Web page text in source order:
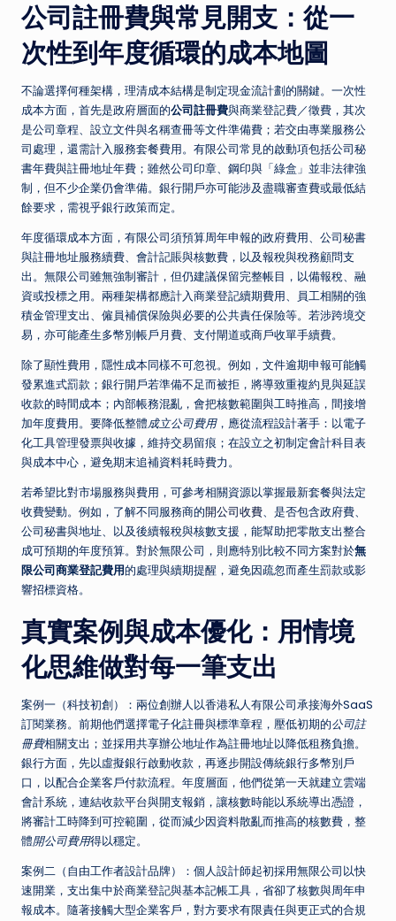
公司註冊費與常見開支：從一
次性到年度循環的成本地圖
不論選擇何種架構，理清成本結構是制定現金流計劃的關鍵。一次性
成本方面，首先是政府層面的公司註冊費與商業登記費／徵費，其次
是公司章程、設立文件與名稱查冊等文件準備費；若交由專業服務公
司處理，還需計入服務套餐費用。有限公司常見的啟動項包括公司秘
書年費與註冊地址年費；雖然公司印章、鋼印與「綠盒」並非法律強
制，但不少企業仍會準備。銀行開戶亦可能涉及盡職審查費或最低結
餘要求，需視乎銀行政策而定。
年度循環成本方面，有限公司須預算周年申報的政府費用、公司秘書
與註冊地址服務續費、會計記賬與核數費，以及報稅與稅務顧問支
出。無限公司雖無強制審計，但仍建議保留完整帳目，以備報稅、融
資或投標之用。兩種架構都應計入商業登記續期費用、員工相關的強
積金管理支出、僱員補償保險與必要的公共責任保險等。若涉跨境交
易，亦可能產生多幣別帳戶月費、支付閘道或商戶收單手續費。
除了顯性費用，隱性成本同樣不可忽視。例如，文件逾期申報可能觸
發累進式罰款；銀行開戶若準備不足而被拒，將導致重複約見與延誤
收款的時間成本；內部帳務混亂，會把核數範圍與工時推高，間接增
加年度費用。要降低整體成立公司費用，應從流程設計著手：以電子
化工具管理發票與收據，維持交易留痕；在設立之初制定會計科目表
與成本中心，避免期末追補資料耗時費力。
若希望比對市場服務與費用，可參考相關資源以掌握最新套餐與法定
收費變動。例如，了解不同服務商的開公司收費、是否包含政府費、
公司秘書與地址、以及後續報稅與核數支援，能幫助把零散支出整合
成可預期的年度預算。對於無限公司，則應特別比較不同方案對於無
限公司商業登記費用的處理與續期提醒，避免因疏忽而產生罰款或影
響招標資格。
真實案例與成本優化：用情境
化思維做對每一筆支出
案例一（科技初創）：兩位創辦人以香港私人有限公司承接海外SaaS
訂閱業務。前期他們選擇電子化註冊與標準章程，壓低初期的公司註
冊費相關支出；並採用共享辦公地址作為註冊地址以降低租務負擔。
銀行方面，先以虛擬銀行啟動收款，再逐步開設傳統銀行多幣別戶
口，以配合企業客戶付款流程。年度層面，他們從第一天就建立雲端
會計系統，連結收款平台與開支報銷，讓核數時能以系統導出憑證，
將審計工時降到可控範圍，從而減少因資料散亂而推高的核數費，整
體開公司費用得以穩定。
案例二（自由工作者設計品牌）：個人設計師起初採用無限公司以快
速開業，支出集中於商業登記與基本記帳工具，省卻了核數與周年申
報成本。隨著接觸大型企業客戶，對方要求有限責任與更正式的合規